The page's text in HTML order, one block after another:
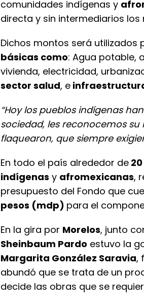
comunidades indígenas y
directa y sin intermediarios los
Dichos montos será utilizados
básicas como: Agua potable,
vivienda, electricidad,
sector salud, e
“Hoy los pueblos indígenas
sociedad, les reconocemos
flaquearon, que siempre
En todo el país alrededor de
indígenas y afromexicanas,
presupuesto del Fondo que
pesos (mdp) para el
En la gira por Morelos, junto
Sheinbaum Pardo estuvo la
Margarita González Saravia,
abundó que se trata de un
decide las obras que se